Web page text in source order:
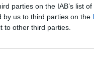
parties on the IAB’s list
by us to third parties on the
to other third parties.